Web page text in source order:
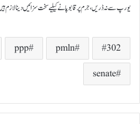
یورپ سے نہ ڈریں، جرم پر قابو پانے کیلیے سخت سزائیں دینا لازم
302
pmln
ppp
senate